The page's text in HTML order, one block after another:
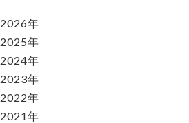
2026年
2025年
2024年
2023年
2022年
2021年